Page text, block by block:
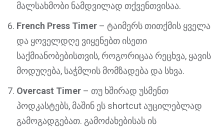
მალსახმობი ნამდვილად თქვენთვისაა.
French Press Timer – ტაიმერს თითქმის ყველა
და ყოველდღე ვიყენებთ ისეთი
საქმიანობებისთვის, როგორიცაა რეცხვა, ყავის
მოდუღება, საჭმლის მომზადება და სხვა.
Overcast Timer – თუ ხშირად უსმენთ
პოდკასტებს, მაშინ ეს shortcut აუცილებლად
გამოგადგებათ. გამოძახებისას ის